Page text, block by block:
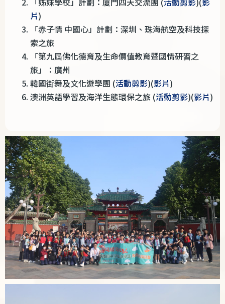
片)
「赤子情 中國心」計劃：深圳、珠海航空及科技探
索之旅
「第九屆佛化德育及生命價值教育暨國情研習之
旅」：廣州
韓國街舞及文化遊學團 (活動剪影)(影片)
澳洲英語學習及海洋生態環保之旅 (活動剪影)(影片)